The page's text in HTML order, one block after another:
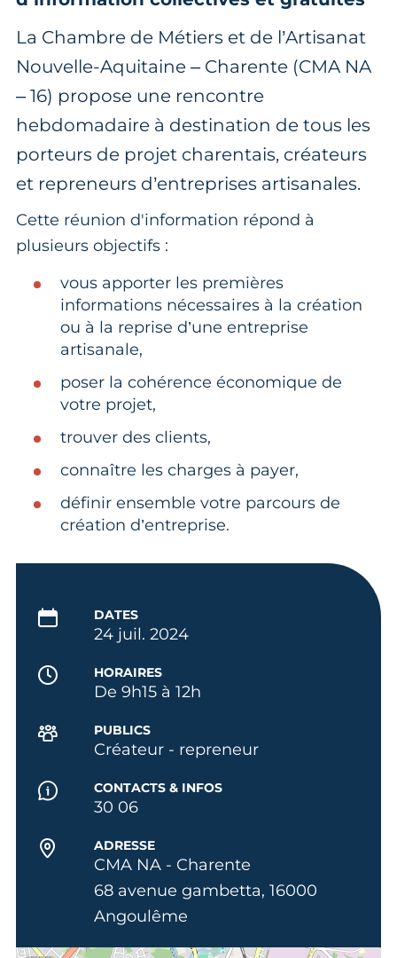
La Chambre de Métiers et de l’Artisanat
Nouvelle-Aquitaine – Charente (CMA NA
– 16) propose une rencontre
hebdomadaire à destination de tous les
porteurs de projet charentais, créateurs
et repreneurs d’entreprises artisanales.
Cette réunion d'information répond à
plusieurs objectifs :
vous apporter les premières
informations nécessaires à la création
ou à la reprise d’une entreprise
artisanale,
poser la cohérence économique de
votre projet,
trouver des clients,
connaître les charges à payer,
définir ensemble votre parcours de
création d’entreprise.
DATES
24 juil. 2024
HORAIRES
De 9h15 à 12h
PUBLICS
Créateur - repreneur
CONTACTS & INFOS
30 06
ADRESSE
CMA NA - Charente
68 avenue gambetta, 16000
Angoulême